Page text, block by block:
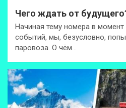
Чего ждать от
Начиная тему номера в момент
событий, мы, безусловно,
паровоза. О чём…